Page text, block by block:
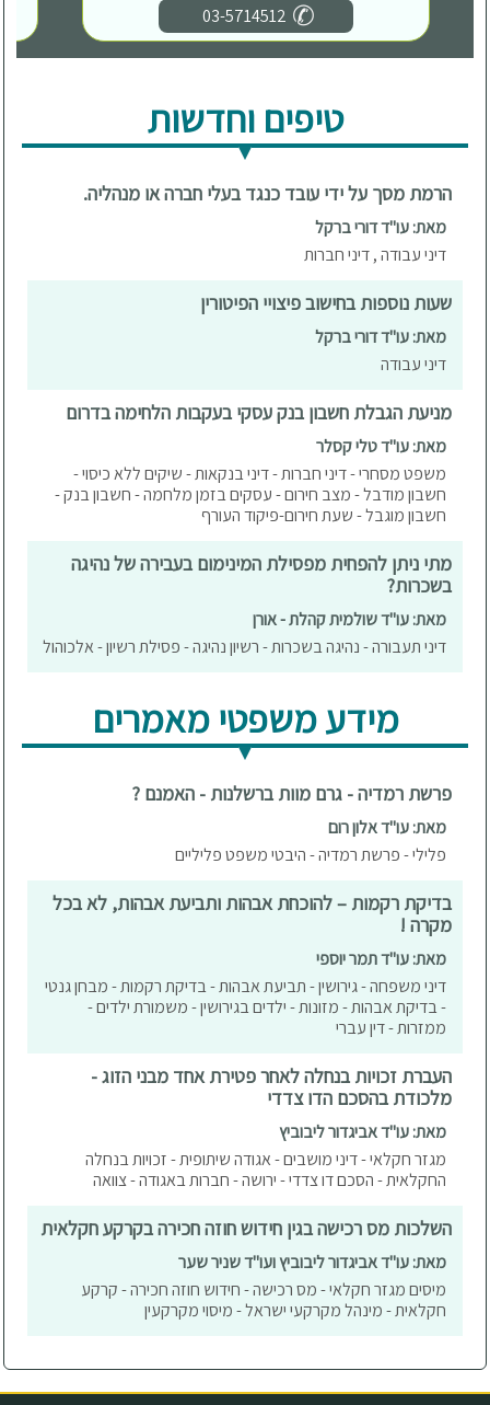
03-5714512
טיפים וחדשות
הרמת מסך על ידי עובד כנגד בעלי חברה או מנהליה.
מאת: עו"ד דורי ברקל
דיני עבודה , דיני חברות
שעות נוספות בחישוב פיצויי הפיטורין
מאת: עו"ד דורי ברקל
דיני עבודה
מניעת הגבלת חשבון בנק עסקי בעקבות הלחימה בדרום
מאת: עו"ד טלי קסלר
משפט מסחרי - דיני חברות - דיני בנקאות - שיקים ללא כיסוי -
חשבון מודבל - מצב חירום - עסקים בזמן מלחמה - חשבון בנק -
חשבון מוגבל - שעת חירום-פיקוד העורף
מתי ניתן להפחית מפסילת המינימום בעבירה של נהיגה
בשכרות?
מאת: עו"ד שולמית קהלת - אורן
דיני תעבורה - נהיגה בשכרות - רשיון נהיגה - פסילת רשיון - אלכוהול
מידע משפטי מאמרים
פרשת רמדיה - גרם מוות ברשלנות - האמנם ?
מאת: עו"ד אלון רום
פלילי - פרשת רמדיה - היבטי משפט פליליים
בדיקת רקמות – להוכחת אבהות ותביעת אבהות, לא בכל
מקרה !
מאת: עו"ד תמר יוספי
דיני משפחה - גירושין - תביעת אבהות - בדיקת רקמות - מבחן גנטי
- בדיקת אבהות - מזונות - ילדים בגירושין - משמורת ילדים -
ממזרות - דין עברי
העברת זכויות בנחלה לאחר פטירת אחד מבני הזוג -
מלכודת בהסכם הדו צדדי
מאת: עו"ד אביגדור ליבוביץ
מגזר חקלאי - דיני מושבים - אגודה שיתופית - זכויות בנחלה
החקלאית - הסכם דו צדדי - ירושה - חברות באגודה - צוואה
השלכות מס רכישה בגין חידוש חוזה חכירה בקרקע חקלאית
מאת: עו"ד אביגדור ליבוביץ ועו"ד שניר שער
מיסים מגזר חקלאי - מס רכישה - חידוש חוזה חכירה - קרקע
חקלאית - מינהל מקרקעי ישראל - מיסוי מקרקעין